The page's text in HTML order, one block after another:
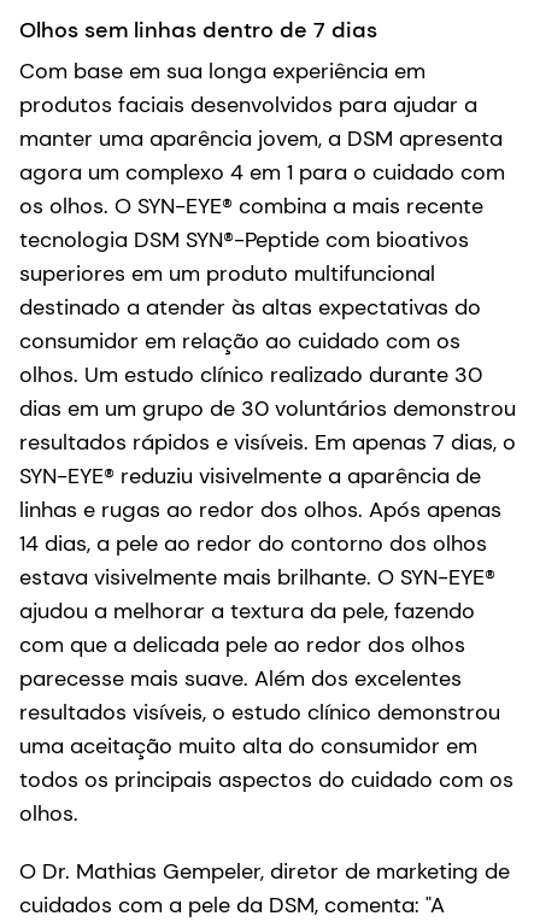
Olhos sem linhas dentro de 7 dias
Com base em sua longa experiência em
produtos faciais desenvolvidos para ajudar a
manter uma aparência jovem, a DSM apresenta
agora um complexo 4 em 1 para o cuidado com
os olhos. O SYN-EYE® combina a mais recente
tecnologia DSM SYN®-Peptide com bioativos
superiores em um produto multifuncional
destinado a atender às altas expectativas do
consumidor em relação ao cuidado com os
olhos. Um estudo clínico realizado durante 30
dias em um grupo de 30 voluntários demonstrou
resultados rápidos e visíveis. Em apenas 7 dias, o
SYN-EYE® reduziu visivelmente a aparência de
linhas e rugas ao redor dos olhos. Após apenas
14 dias, a pele ao redor do contorno dos olhos
estava visivelmente mais brilhante. O SYN-EYE®
ajudou a melhorar a textura da pele, fazendo
com que a delicada pele ao redor dos olhos
parecesse mais suave. Além dos excelentes
resultados visíveis, o estudo clínico demonstrou
uma aceitação muito alta do consumidor em
todos os principais aspectos do cuidado com os
olhos.
O Dr. Mathias Gempeler, diretor de marketing de
cuidados com a pele da DSM, comenta: "A